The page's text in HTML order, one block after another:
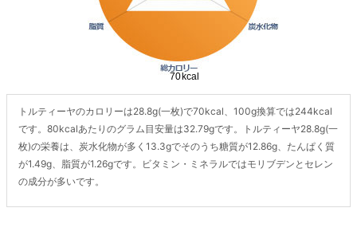
トルティーヤのカロリーは28.8g(一枚)で70kcal、100g換算では244kcal
です。80kcalあたりのグラム目安量は32.79gです。トルティーヤ28.8g(一
枚)の栄養は、炭水化物が多く13.3gでそのうち糖質が12.86g、たんぱく質
が1.49g、脂質が1.26gです。ビタミン・ミネラルではモリブデンとセレン
の成分が多いです。